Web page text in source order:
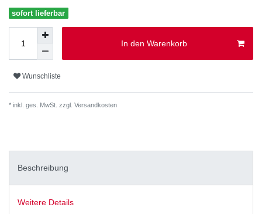
sofort lieferbar
In den Warenkorb
Wunschliste
* inkl. ges. MwSt. zzgl. Versandkosten
Beschreibung
Weitere Details